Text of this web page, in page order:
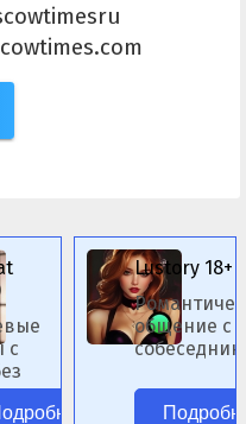
с
Lustory 18+
общение с